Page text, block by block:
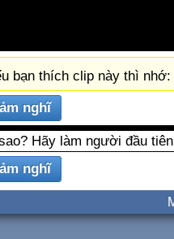
bạn thích clip này thì nhớ:
Hãy làm người đầu